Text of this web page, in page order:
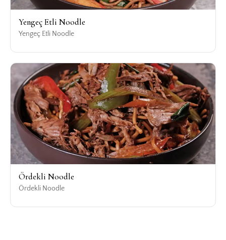
Yengeç Etli Noodle
Yengeç Etli Noodle
Ördekli Noodle
Ördekli Noodle